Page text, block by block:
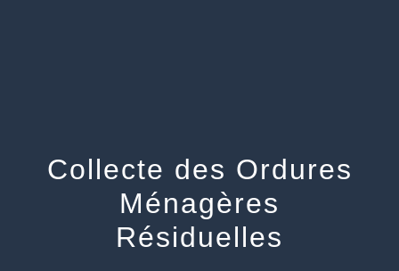
Collecte des Ordures
Ménagères
Résiduelles